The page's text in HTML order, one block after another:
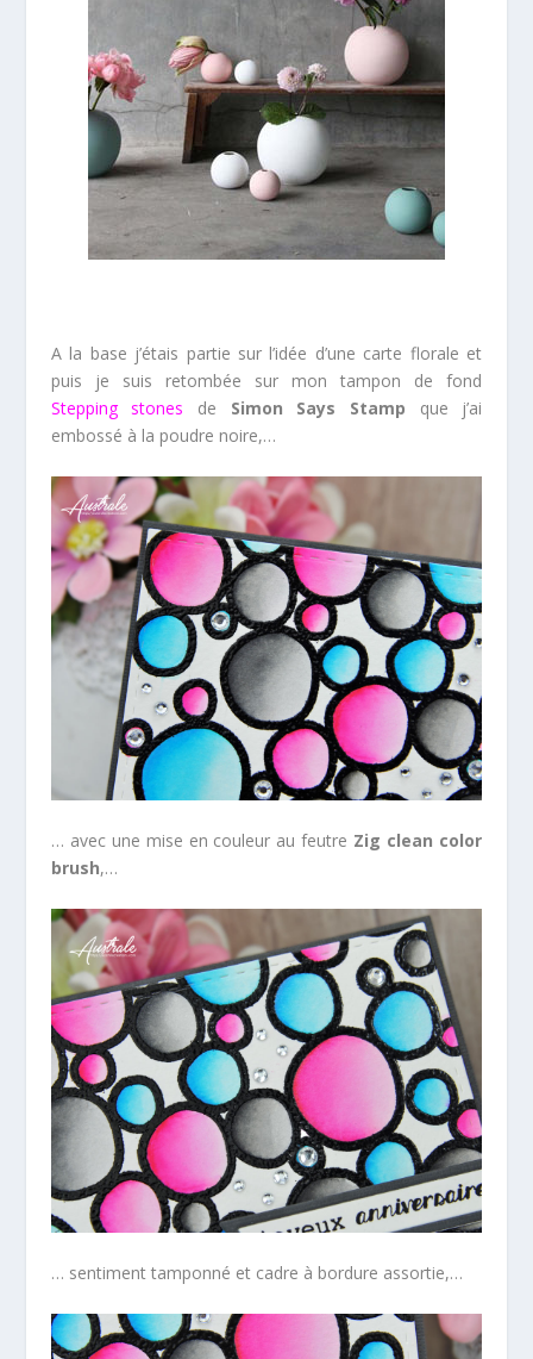
A la base j’étais partie sur l’idée d’une carte florale et
puis je suis retombée sur mon tampon de fond
Stepping stones de Simon Says Stamp que j’ai
embossé à la poudre noire,…
… avec une mise en couleur au feutre Zig clean color
brush,…
… sentiment tamponné et cadre à bordure assortie,…